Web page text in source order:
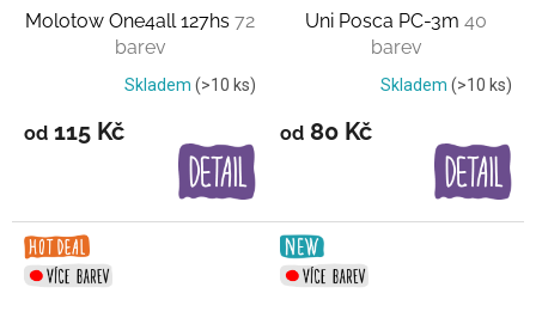
Molotow One4all 127hs 72
barev
Skladem (>10 ks)
od 115 Kč
Uni Posca PC-3m 40
barev
Skladem (>10 ks)
od 80 Kč